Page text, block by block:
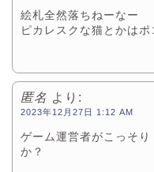
絵札全然落ちねーなー
ピカレスクな猫とかは
匿名 より:
2023年12月27日 1:12 AM
ゲーム運営者がこっそ
か？